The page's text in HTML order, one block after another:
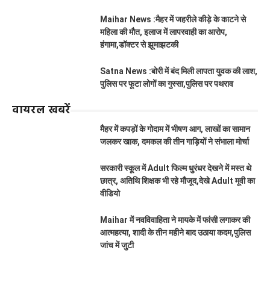
Maihar News :मैहर में जहरीले कीड़े के काटने से
महिला की मौत, इलाज में लापरवाही का आरोप,
हंगामा,डॉक्टर से झूमाझटकी
Satna News :बोरी में बंद मिली लापता युवक की लाश,
पुलिस पर फूटा लोगों का गुस्सा,पुलिस पर पथराव
वायरल खबरें
मैहर में कपड़ों के गोदाम में भीषण आग, लाखों का सामान
जलकर खाक, दमकल की तीन गाड़ियों ने संभाला मोर्चा
सरकारी स्कूल में Adult फिल्म धुरंधर देखने में मस्त थे
छात्र, अतिथि शिक्षक भी रहे मौजूद,देखे Adult मूवी का
वीडियो
Maihar में नवविवाहिता ने मायके में फांसी लगाकर की
आत्महत्या, शादी के तीन महीने बाद उठाया कदम,पुलिस
जांच में जुटी